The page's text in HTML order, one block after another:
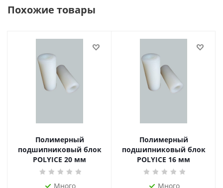
Похожие товары
Полимерный
подшипниковый блок
POLYICE 20 мм
Много
Полимерный
подшипниковый блок
POLYICE 16 мм
Много